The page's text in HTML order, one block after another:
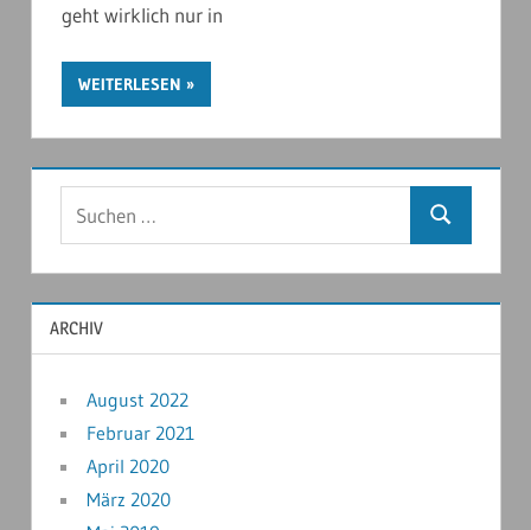
geht wirklich nur in
WEITERLESEN
ARCHIV
August 2022
Februar 2021
April 2020
März 2020